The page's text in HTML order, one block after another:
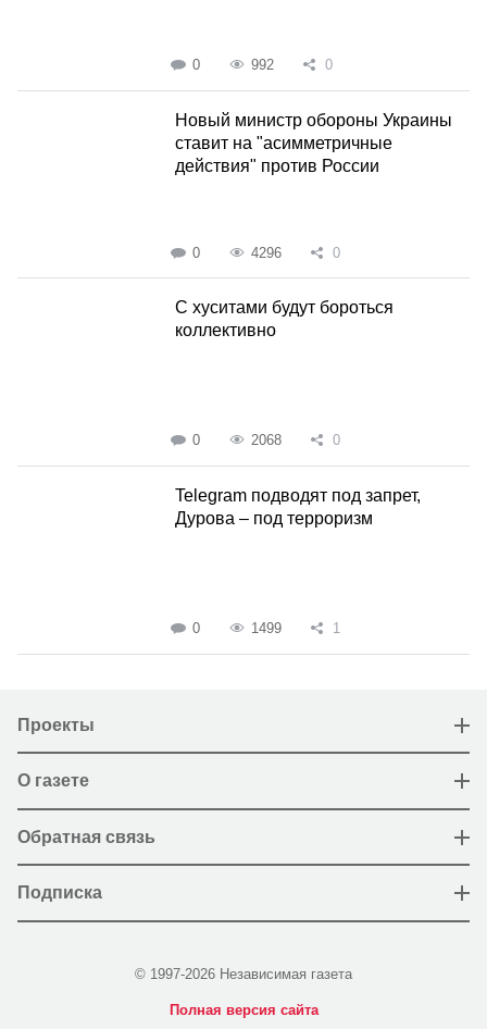
0 992 0
Новый министр обороны Украины
ставит на "асимметричные
действия" против России
0 4296 0
С хуситами будут бороться
коллективно
0 2068 0
Telegram подводят под запрет,
Дурова – под терроризм
0 1499 1
Проекты
О газете
Обратная связь
Подписка
© 1997-2026 Независимая газета
Полная версия сайта